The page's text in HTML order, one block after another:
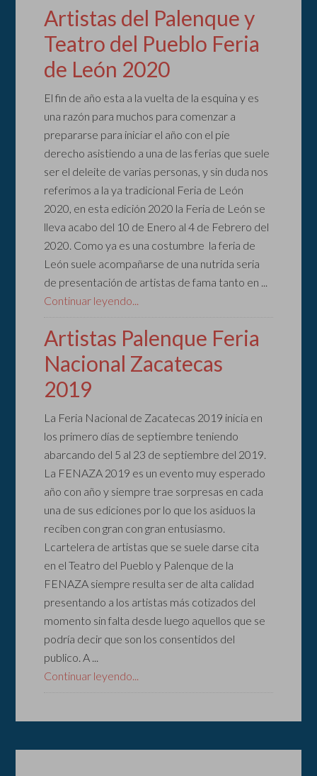
Artistas del Palenque y
Teatro del Pueblo Feria
de León 2020
El fin de año esta a la vuelta de la esquina y es
una razón para muchos para comenzar a
prepararse para iniciar el año con el pie
derecho asistiendo a una de las ferias que suele
ser el deleite de varias personas, y sin duda nos
referimos a la ya tradicional Feria de León
2020, en esta edición 2020 la Feria de León se
lleva acabo del 10 de Enero al 4 de Febrero del
2020. Como ya es una costumbre la feria de
León suele acompañarse de una nutrida seria
de presentación de artistas de fama tanto en ...
Continuar leyendo...
Artistas Palenque Feria
Nacional Zacatecas
2019
La Feria Nacional de Zacatecas 2019 inicia en
los primero días de septiembre teniendo
abarcando del 5 al 23 de septiembre del 2019.
La FENAZA 2019 es un evento muy esperado
año con año y siempre trae sorpresas en cada
una de sus ediciones por lo que los asiduos la
reciben con gran con gran entusiasmo.
Lcartelera de artistas que se suele darse cita
en el Teatro del Pueblo y Palenque de la
FENAZA siempre resulta ser de alta calidad
presentando a los artistas más cotizados del
momento sin falta desde luego aquellos que se
podría decir que son los consentidos del
publico. A ...
Continuar leyendo...